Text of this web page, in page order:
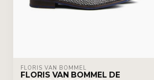
FLORIS VAN BOMMEL
FLORIS VAN BOMMEL DE